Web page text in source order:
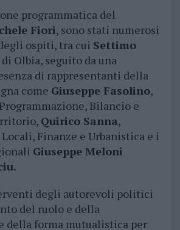
programmatica del
Fiori, sono stati numerosi
ospiti, tra cui Settimo
Olbia, seguito da una
di rappresentanti della
come Giuseppe Fasolino,
Bilancio e
Quirico Sanna,
Finanze e Urbanistica e i
Giuseppe Meloni
degli autorevoli politici
del ruolo e della
della forma mutualistica per